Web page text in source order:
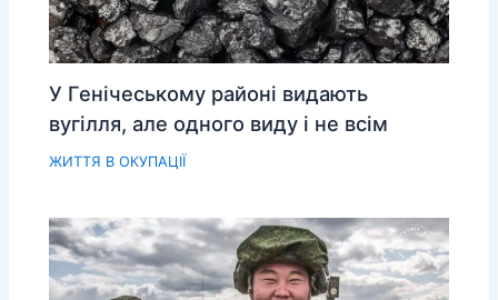
У Генічеському районі видають
вугілля, але одного виду і не всім
ЖИТТЯ В ОКУПАЦІЇ